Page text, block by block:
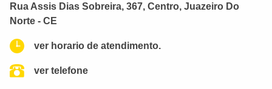
Rua Assis Dias Sobreira, 367, Centro, Juazeiro Do
Norte - CE
ver horario de atendimento.
ver telefone